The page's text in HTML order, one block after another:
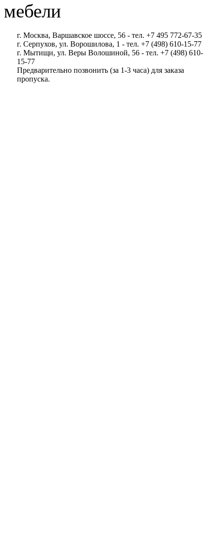
мебели
г. Москва, Варшавское шоссе, 56 - тел. +7 495 772-67-35
г. Серпухов, ул. Ворошилова, 1 - тел. +7 (498) 610-15-77
г. Мытищи, ул. Веры Волошиной, 56 - тел. +7 (498) 610-
15-77
Предварительно позвонить (за 1-3 часа) для заказа
пропуска.